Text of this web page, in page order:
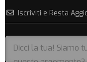
Iscriviti e Resta